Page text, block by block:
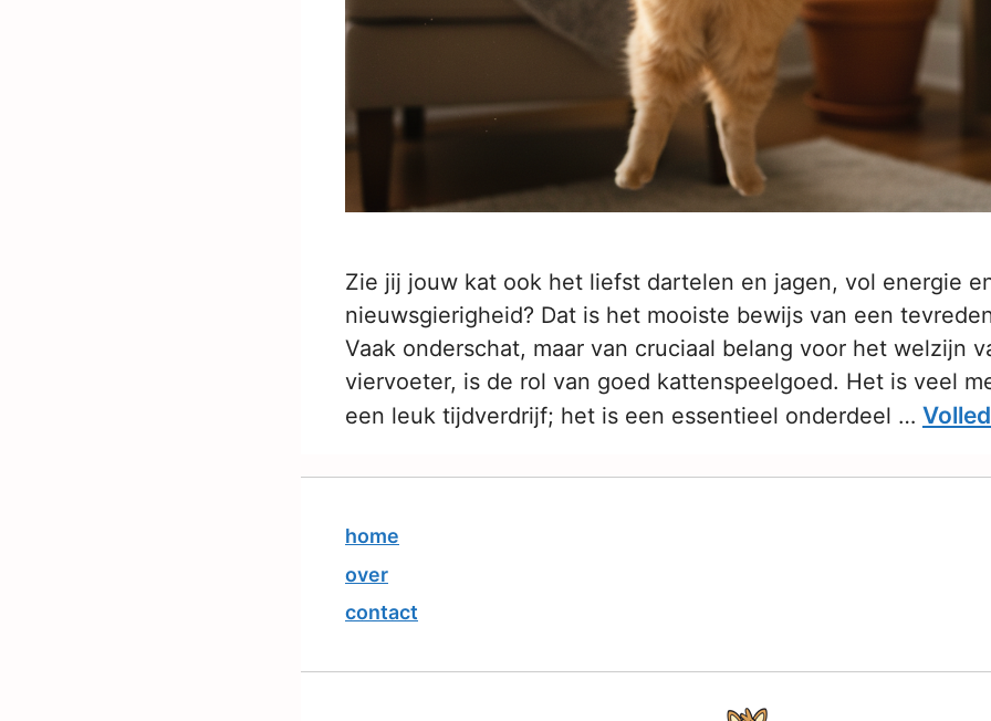
Zie jij jouw kat ook het liefst dartelen en jagen, vol energie
nieuwsgierigheid? Dat is het mooiste bewijs van een
Vaak onderschat, maar van cruciaal belang voor het welzijn
viervoeter, is de rol van goed kattenspeelgoed. Het is veel
een leuk tijdverdrijf; het is een essentieel onderdeel …
home
over
contact